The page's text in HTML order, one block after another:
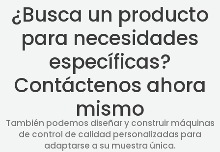
¿Busca un producto
para necesidades
específicas?
Contáctenos ahora
mismo
También podemos diseñar y construir máquinas
de control de calidad personalizadas para
adaptarse a su muestra única.